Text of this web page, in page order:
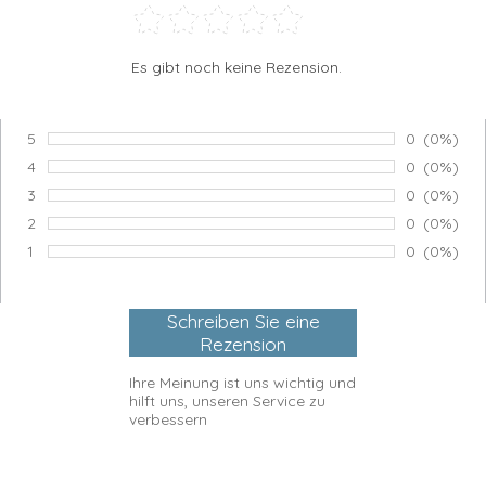
Es gibt noch keine Rezension.
Bewertung:
5 Anzahl
0 (0%)
Bewertung:
4 Anzahl
0 (0%)
Bewertung:
3 Anzahl
0 (0%)
Bewertung:
2 Anzahl
0 (0%)
Bewertung:
1 Anzahl
0 (0%)
Ihre Meinung ist uns wichtig und
hilft uns, unseren Service zu
verbessern